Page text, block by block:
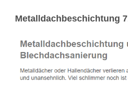
Metalldachbeschichtung